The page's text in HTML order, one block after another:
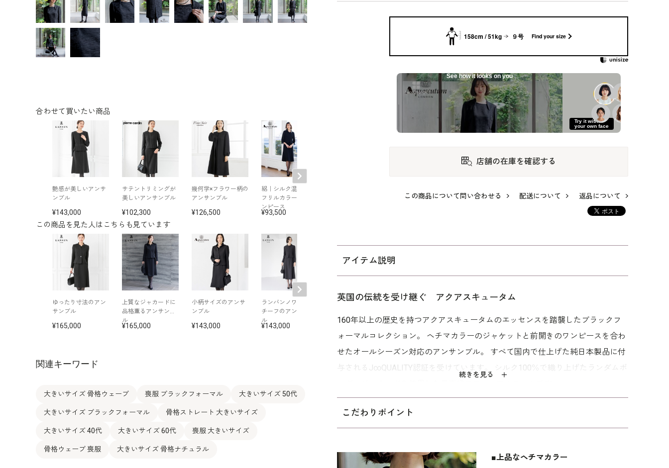
この商品を見た人はこちらも見ています
ゆったり寸法のアン
サンブル
165,000
上質なジャカードに
品格薫るアンサンブ
ル
165,000
小柄サイズのアンサ
ンブル
143,000
ランバンノワールモ
チーフのアンサンブ
ル
143,000
重なり合う襟元がシ
132,000
【新聞広告掲載】フ
カードのアンサンブ
165,000
直線的なラインが美
132,000
ブル
143,000
合わせて買いたい商品
艶感が美しいアンサ
ンブル
143,000
サテントリミングが
美しいアンサンブル
102,300
幾何学×フラワー柄の
アンサンブル
126,500
絽｜シルク混素材の
フリルカラー夏用ワ
ンピース
93,500
トのアンサンブル
ールコート
のフォーマルワンピ
ットのネックレス
104,500
関連キーワード
大きいサイズ 骨格ウェーブ 喪服 ブラックフォーマル 大きいサイズ 50代
大きいサイズ ブラックフォーマル 骨格ストレート 大きいサイズ
大きいサイズ 40代 大きいサイズ 60代 喪服 大きいサイズ
骨格ウェーブ 喪服 大きいサイズ 骨格ナチュラル
158cm / 51kg ９号 Find your size
See how it looks on you
Try it with
your own face
店舗の在庫を確認する
この商品について問い合わせる 配送について 返品について
アイテム説明
続きを見る
英国の伝統を受け継ぐ アクアスキュータム
160年以上の歴史を持つアクアスキュータムのエッセンスを踏襲したブラックフ
ォーマルコレクション。 ヘチマカラーのジャケットと前開きのワンピースを合わ
せたオールシーズン対応のアンサンブル。 すべて国内で仕上げた純日本製品に付
与されるJ∞QUALITY認証を受けています。 シルク100％で織り上げたランダムボ
見せる視覚効果が嬉しい、ストレートシルエットです。
こだわりポイント
■上品なヘチマカラー